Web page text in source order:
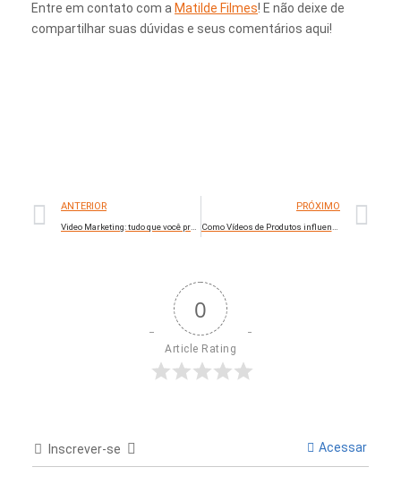
Entre em contato com a Matilde Filmes! E não deixe de
compartilhar suas dúvidas e seus comentários aqui!
ANTERIOR
Video Marketing: tudo que você precisa saber sobre esta tendência
PRÓXIMO
Como Vídeos de Produtos influenciam o processo de compra
0
Article Rating
Inscrever-se Acessar